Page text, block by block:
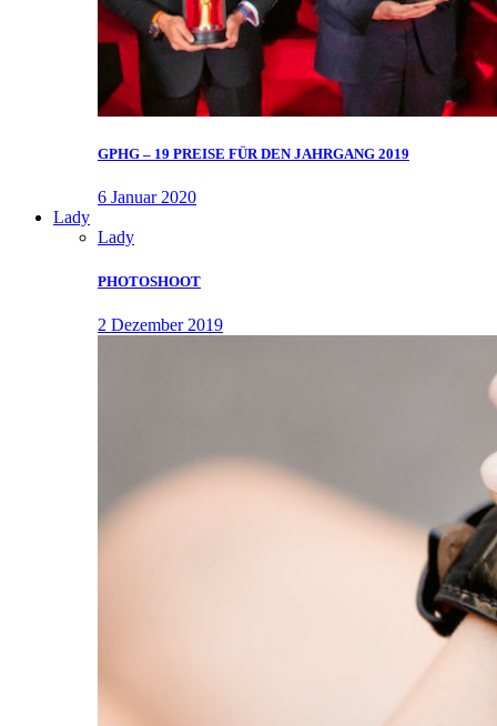
GPHG – 19 PREISE FÜR DEN JAHRGANG 2019
6 Januar 2020
Lady
Lady
PHOTOSHOOT
2 Dezember 2019